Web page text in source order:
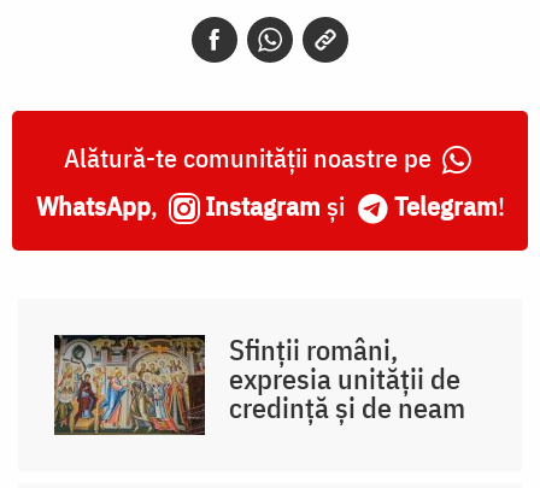
Alătură-te comunității noastre pe
WhatsApp, Instagram și Telegram!
Sfinții români,
expresia unității de
credință și de neam